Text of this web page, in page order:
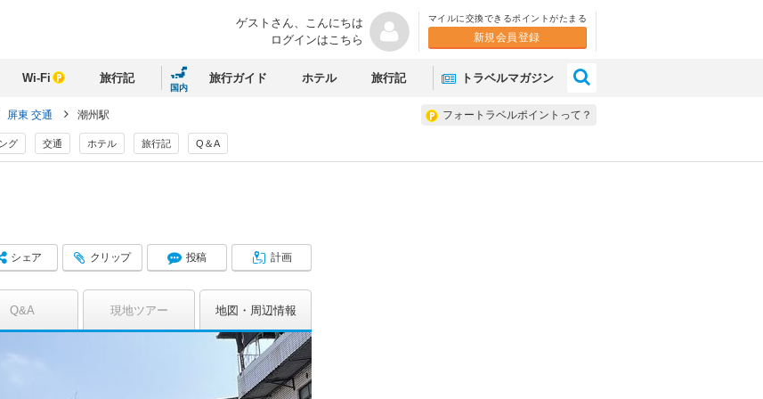
ゲストさん、 こんにちは
ログインはこちら
マイルに交換できるポイントがたまる
新規会員登録
Wi-Fi 旅行記
国内
旅行ガイド ホテル 旅行記 トラベルマガジン
フォートラベルポイントって？
屏東 交通 潮州駅
グ 交通 ホテル 旅行記 Q＆A
シェア クリップ 投稿 計画
Q&A 現地ツアー 地図 周辺情報